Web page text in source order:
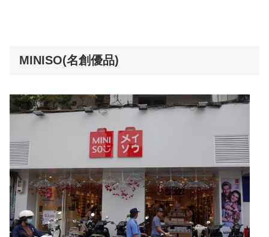
MINISO(名創優品)